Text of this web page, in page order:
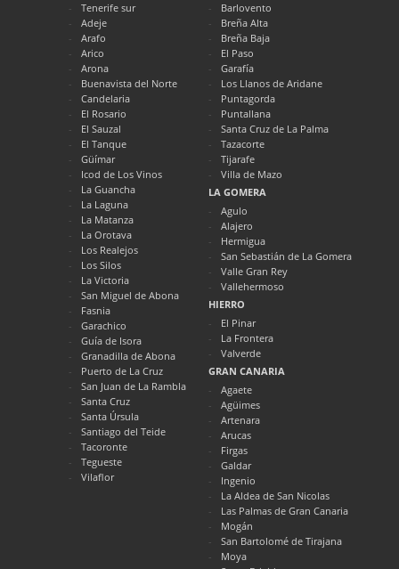
Tenerife sur
Adeje
Arafo
Arico
Arona
Buenavista del Norte
Candelaria
El Rosario
El Sauzal
El Tanque
Güímar
Icod de Los Vinos
La Guancha
La Laguna
La Matanza
La Orotava
Los Realejos
Los Silos
La Victoria
San Miguel de Abona
Fasnia
Garachico
Guía de Isora
Granadilla de Abona
Puerto de La Cruz
San Juan de La Rambla
Santa Cruz
Santa Úrsula
Santiago del Teide
Tacoronte
Tegueste
Vilaflor
Barlovento
Breña Alta
Breña Baja
El Paso
Garafía
Los Llanos de Aridane
Puntagorda
Puntallana
Santa Cruz de La Palma
Tazacorte
Tijarafe
Villa de Mazo
LA GOMERA
Agulo
Alajero
Hermigua
San Sebastián de La Gomera
Valle Gran Rey
Vallehermoso
HIERRO
El Pinar
La Frontera
Valverde
GRAN CANARIA
Agaete
Agüimes
Artenara
Arucas
Firgas
Galdar
Ingenio
La Aldea de San Nicolas
Las Palmas de Gran Canaria
Mogán
San Bartolomé de Tirajana
Moya